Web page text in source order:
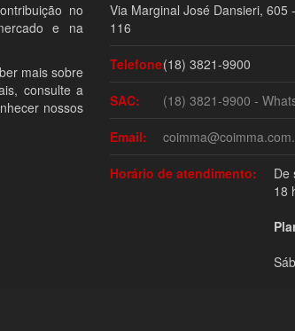
no
e na
mais sobre
consulte a
nossos
Via Marginal José Dansieri, 605
116
Telefone:(18) 3821-9900
SAC: (18) 3821-9900 -
Email:
Horário de atendimento:
De
18